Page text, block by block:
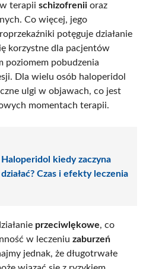
terapii schizofrenii oraz
Co więcej, jego
potęguje działanie
korzystne dla pacjentów
poziomem pobudzenia
Dla wielu osób haloperidol
ulgi w objawach, co jest
momentach terapii.
Haloperidol kiedy zaczyna
działać? Czas i efekty leczenia
przeciwlękowe, co
w leczeniu zaburzeń
jednak, że długotrwałe